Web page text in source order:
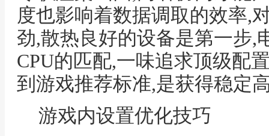
度也影响着数据调取的效率,
劲,散热良好的设备是第一步,
CPU的匹配,一味追求顶级配
到游戏推荐标准,是获得稳定
游戏内设置优化技巧